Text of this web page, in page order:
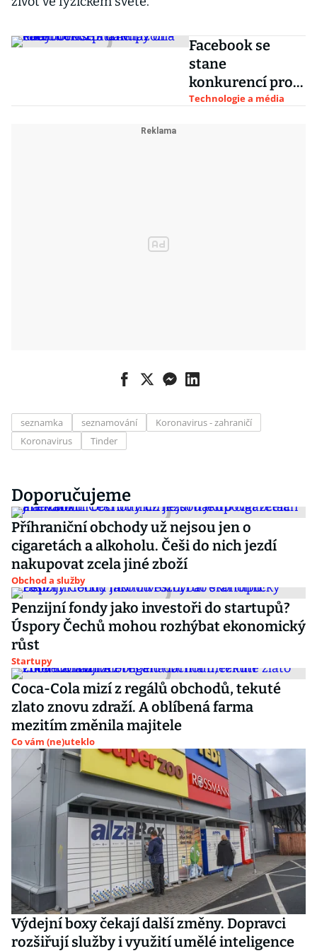
Facebook se
stane
konkurencí pro
Amazon a eBay.
Technologie a média
seznamka seznamování
Koronavirus - zahraničí
Koronavirus
Tinder
Doporučujeme
Příhraniční obchody už nejsou jen o
cigaretách a alkoholu. Češi do nich jezdí
nakupovat zcela jiné zboží
Obchod a služby
Penzijní fondy jako investoři do startupů?
Úspory Čechů mohou rozhýbat ekonomický
růst
Startupy
Coca-Cola mizí z regálů obchodů, tekuté
zlato znovu zdraží. A oblíbená farma
mezitím změnila majitele
Co vám (ne)uteklo
Výdejní boxy čekají další změny. Dopravci
rozšiřují služby i využití umělé inteligence